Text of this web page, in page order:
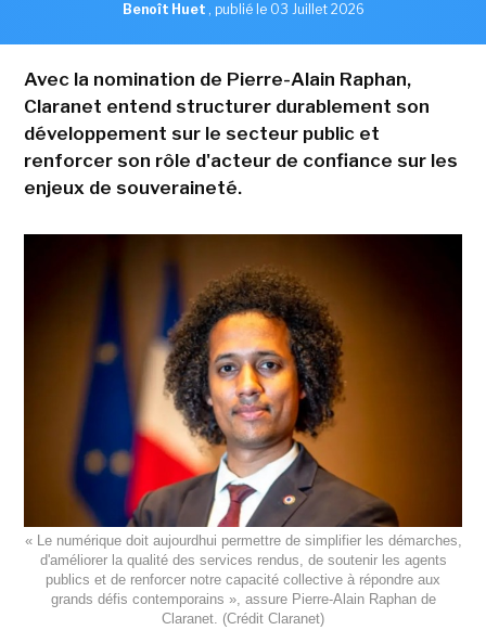
Benoît Huet , publié le 03 Juillet 2026
Avec la nomination de Pierre-Alain Raphan,
Claranet entend structurer durablement son
développement sur le secteur public et
renforcer son rôle d'acteur de confiance sur les
enjeux de souveraineté.
« Le numérique doit aujourdhui permettre de simplifier les démarches,
d'améliorer la qualité des services rendus, de soutenir les agents
publics et de renforcer notre capacité collective à répondre aux
grands défis contemporains », assure Pierre-Alain Raphan de
Claranet. (Crédit Claranet)